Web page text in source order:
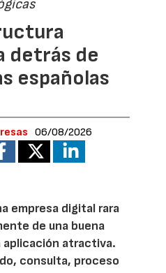
detrás de
españolas
06/08/2026
empresa digital rara
de una buena
aplicación atractiva.
consulta, proceso